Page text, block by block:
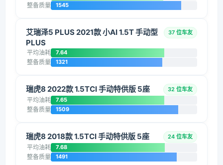
整备质量 1545
艾瑞泽5 PLUS 2021款 小AI 1.5T 手动型
PLUS
37 位车友
平均油耗 7.64
整备质量 1321
瑞虎8 2022款 1.5TCI 手动特供版 5座 32 位车友
平均油耗 7.65
整备质量 1509
瑞虎8 2018款 1.5TCI 手动特供版 5座 24 位车友
平均油耗 7.68
整备质量 1491